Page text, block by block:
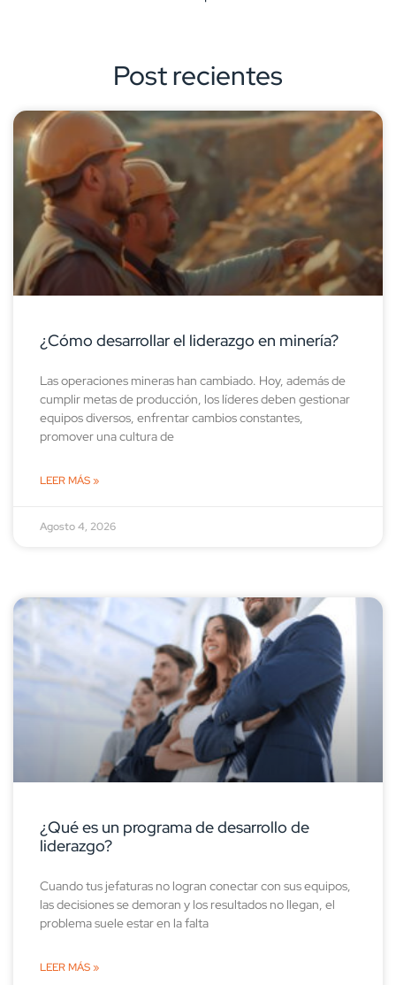
Post recientes
¿Cómo desarrollar el liderazgo en minería?
Las operaciones mineras han cambiado. Hoy, además de
cumplir metas de producción, los líderes deben gestionar
equipos diversos, enfrentar cambios constantes,
promover una cultura de
LEER MÁS »
Agosto 4, 2026
¿Qué es un programa de desarrollo de
liderazgo?
Cuando tus jefaturas no logran conectar con sus equipos,
las decisiones se demoran y los resultados no llegan, el
problema suele estar en la falta
LEER MÁS »